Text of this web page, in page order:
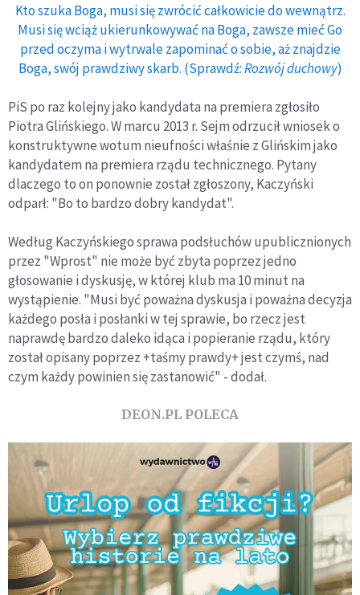
Kto szuka Boga, musi się zwrócić całkowicie do wewnątrz.
Musi się wciąż ukierunkowywać na Boga, zawsze mieć Go
przed oczyma i wytrwale zapominać o sobie, aż znajdzie
Boga, swój prawdziwy skarb. (Sprawdź:Rozwój duchowy)
PiS po raz kolejny jako kandydata na premiera zgłosiło
Piotra Glińskiego. W marcu 2013 r. Sejm odrzucił wniosek o
konstruktywne wotum nieufności właśnie z Glińskim jako
kandydatem na premiera rządu technicznego. Pytany
dlaczego to on ponownie został zgłoszony, Kaczyński
odparł: "Bo to bardzo dobry kandydat".
Według Kaczyńskiego sprawa podsłuchów upublicznionych
przez "Wprost" nie może być zbyta poprzez jedno
głosowanie i dyskusję, w której klub ma 10 minut na
wystąpienie. "Musi być poważna dyskusja i poważna decyzja
każdego posła i posłanki w tej sprawie, bo rzecz jest
naprawdę bardzo daleko idąca i popieranie rządu, który
został opisany poprzez +taśmy prawdy+ jest czymś, nad
czym każdy powinien się zastanowić" - dodał.
DEON.PL POLECA